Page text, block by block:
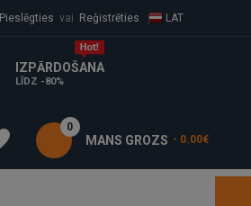
Pieslēgties vai Reģistrēties LAT
IZPĀRDOŠANA
LĪDZ -80%
MANS GROZS
0
- 0.00€